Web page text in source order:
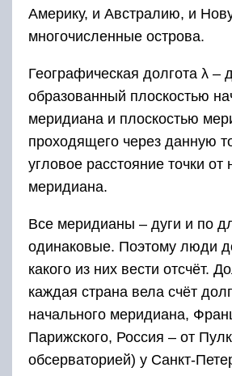
Америку, и Австралию, и
многочисленные острова.
Географическая долгота λ –
образованный плоскостью
меридиана и плоскостью
проходящего через данную
угловое расстояние точки от
меридиана.
Все меридианы – дуги и по
одинаковые. Поэтому люди
какого из них вести отсчёт.
каждая страна вела счёт
начального меридиана,
Парижского, Россия – от
обсерваторией) у Санкт-